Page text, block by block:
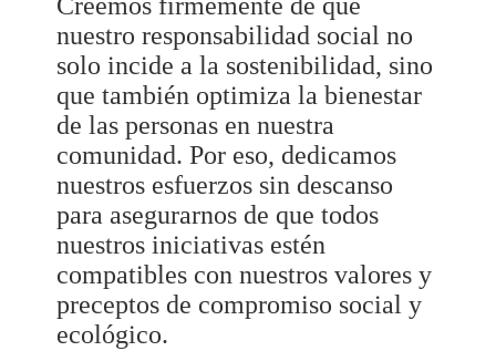
Creemos firmemente de que
nuestro responsabilidad social no
solo incide a la sostenibilidad, sino
que también optimiza la bienestar
de las personas en nuestra
comunidad. Por eso, dedicamos
nuestros esfuerzos sin descanso
para asegurarnos de que todos
nuestros iniciativas estén
compatibles con nuestros valores y
preceptos de compromiso social y
ecológico.